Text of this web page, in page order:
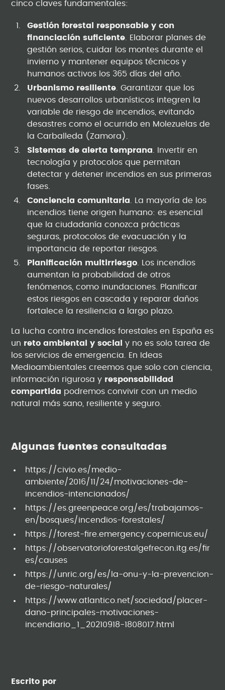
Escrito por
cinco claves fundamentales:
Gestión forestal responsable y con
financiación suficiente . Elaborar planes de
gestión serios, cuidar los montes durante el
invierno y mantener equipos técnicos y
humanos activos los 365 días del año.
Urbanismo resiliente . Garantizar que los
nuevos desarrollos urbanísticos integren la
variable de riesgo de incendios, evitando
desastres como el ocurrido en Molezuelas de
la Carballeda (Zamora).
Sistemas de alerta temprana . Invertir en
tecnología y protocolos que permitan
detectar y detener incendios en sus primeras
fases.
Conciencia comunitaria . La mayoría de los
incendios tiene origen humano: es esencial
que la ciudadanía conozca prácticas
seguras, protocolos de evacuación y la
importancia de reportar riesgos.
Planificación multirriesgo . Los incendios
aumentan la probabilidad de otros
fenómenos, como inundaciones. Planificar
estos riesgos en cascada y reparar daños
fortalece la resiliencia a largo plazo.
La lucha contra incendios forestales en España es
un reto ambiental y socialy no es solo tarea de
los servicios de emergencia. En Ideas
Medioambientales creemos que solo con ciencia,
información rigurosa y responsabilidad
compartida podremos convivir con un medio
natural más sano, resiliente y seguro.
Algunas fuentes consultadas
https://civio.es/medio-
ambiente/2016/11/24/motivaciones-de-
incendios-intencionados/
https://es.greenpeace.org/es/trabajamos-
en/bosques/incendios-forestales/
https://forest-fire.emergency.copernicus.eu/
https://observatorioforestalgefrecon.itg.es/fir
es/causes
https://unric.org/es/la-onu-y-la-prevencion-
de-riesgo-naturales/
https://www.atlantico.net/sociedad/placer-
dano-principales-motivaciones-
incendiario_1_20210918-1808017.html